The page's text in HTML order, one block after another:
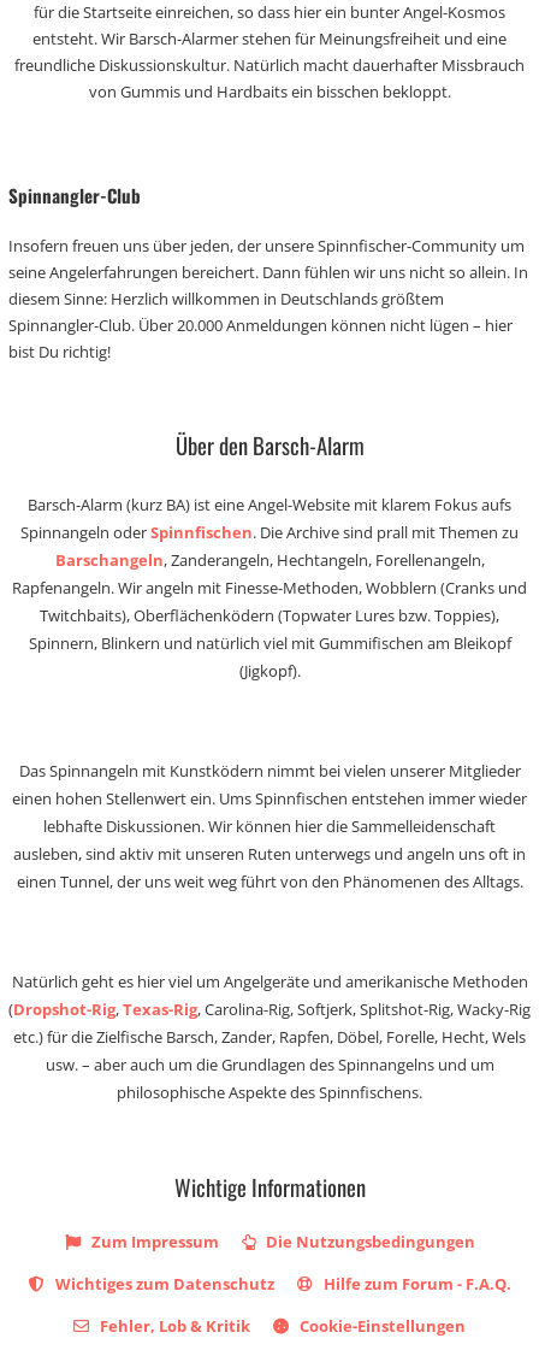
für die Startseite einreichen, so dass hier ein bunter Angel-Kosmos
entsteht. Wir Barsch-Alarmer stehen für Meinungsfreiheit und eine
freundliche Diskussionskultur. Natürlich macht dauerhafter Missbrauch
von Gummis und Hardbaits ein bisschen bekloppt.
Spinnangler-Club
Insofern freuen uns über jeden, der unsere Spinnfischer-Community um
seine Angelerfahrungen bereichert. Dann fühlen wir uns nicht so allein. In
diesem Sinne: Herzlich willkommen in Deutschlands größtem
Spinnangler-Club. Über 20.000 Anmeldungen können nicht lügen – hier
bist Du richtig!
Über den Barsch-Alarm
Barsch-Alarm (kurz BA) ist eine Angel-Website mit klarem Fokus aufs
Spinnangeln oderSpinnfischen. Die Archive sind prall mit Themen zu
Barschangeln, Zanderangeln, Hechtangeln, Forellenangeln,
Rapfenangeln. Wir angeln mit Finesse-Methoden, Wobblern (Cranks und
Twitchbaits), Oberflächenködern (Topwater Lures bzw. Toppies),
Spinnern, Blinkern und natürlich viel mit Gummifischen am Bleikopf
(Jigkopf).
Das Spinnangeln mit Kunstködern nimmt bei vielen unserer Mitglieder
einen hohen Stellenwert ein. Ums Spinnfischen entstehen immer wieder
lebhafte Diskussionen. Wir können hier die Sammelleidenschaft
ausleben, sind aktiv mit unseren Ruten unterwegs und angeln uns oft in
einen Tunnel, der uns weit weg führt von den Phänomenen des Alltags.
Natürlich geht es hier viel um Angelgeräte und amerikanische Methoden
(Dropshot-Rig,Texas-Rig, Carolina-Rig, Softjerk, Splitshot-Rig, Wacky-Rig
etc.) für die Zielfische Barsch, Zander, Rapfen, Döbel, Forelle, Hecht, Wels
usw. – aber auch um die Grundlagen des Spinnangelns und um
philosophische Aspekte des Spinnfischens.
Wichtige Informationen
Zum Impressum
Die Nutzungsbedingungen
Wichtiges zum Datenschutz
Hilfe zum Forum - F.A.Q.
Fehler, Lob & Kritik
Cookie-Einstellungen